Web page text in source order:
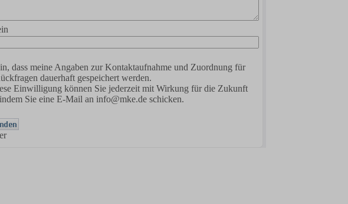
dass meine Angaben zur Kontaktaufnahme und Zuordnung für
dauerhaft gespeichert werden.
Einwilligung können Sie jederzeit mit Wirkung für die Zukunft
Sie eine E-Mail an info@mke.de schicken.